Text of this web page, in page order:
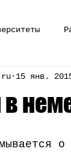
15 янв.
о